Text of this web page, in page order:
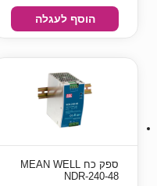
הוסף לעגלה
ספק כח MEAN WELL
NDR-240-48